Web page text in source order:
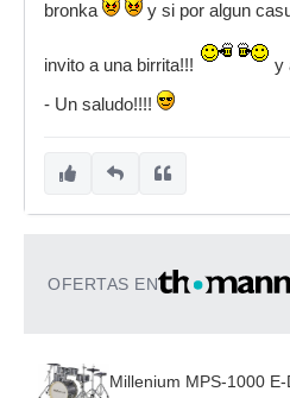
bronka
y si por algun
invito a una birrita!!! y
- Un saludo!!!!
OFERTAS EN
Millenium MPS-1000